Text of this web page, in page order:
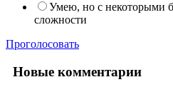
Умею, но с некоторыми
сложности
Проголосовать
Новые комментарии